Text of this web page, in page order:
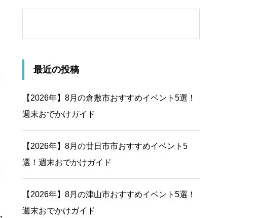
最近の投稿
【2026年】8月の倉敷市おすすめイベント5選！
週末おでかけガイド
【2026年】8月の廿日市市おすすめイベント5
選！週末おでかけガイド
【2026年】8月の津山市おすすめイベント5選！
週末おでかけガイド